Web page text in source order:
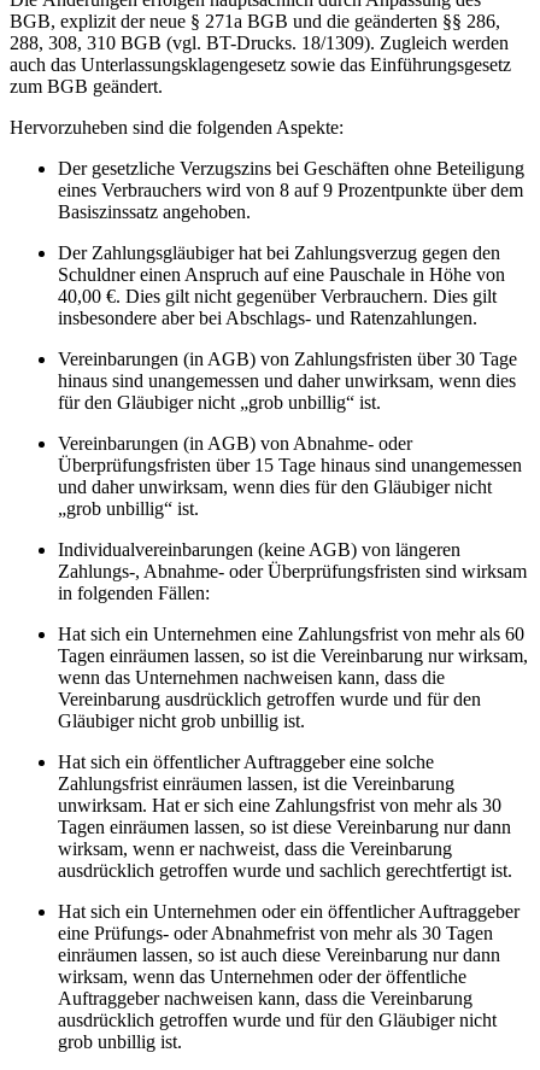
BGB, explizit der neue § 271a BGB und die geänderten §§ 286,
288, 308, 310 BGB (vgl. BT-Drucks. 18/1309). Zugleich werden
auch das Unterlassungsklagengesetz sowie das Einführungsgesetz
zum BGB geändert.
Hervorzuheben sind die folgenden Aspekte:
Der gesetzliche Verzugszins bei Geschäften ohne Beteiligung
eines Verbrauchers wird von 8 auf 9 Prozentpunkte über dem
Basiszinssatz angehoben.
Der Zahlungsgläubiger hat bei Zahlungsverzug gegen den
Schuldner einen Anspruch auf eine Pauschale in Höhe von
40,00 €. Dies gilt nicht gegenüber Verbrauchern. Dies gilt
insbesondere aber bei Abschlags- und Ratenzahlungen.
Vereinbarungen (in AGB) von Zahlungsfristen über 30 Tage
hinaus sind unangemessen und daher unwirksam, wenn dies
für den Gläubiger nicht „grob unbillig“ ist.
Vereinbarungen (in AGB) von Abnahme- oder
Überprüfungsfristen über 15 Tage hinaus sind unangemessen
und daher unwirksam, wenn dies für den Gläubiger nicht
„grob unbillig“ ist.
Individualvereinbarungen (keine AGB) von längeren
Zahlungs-, Abnahme- oder Überprüfungsfristen sind wirksam
in folgenden Fällen:
Hat sich ein Unternehmen eine Zahlungsfrist von mehr als 60
Tagen einräumen lassen, so ist die Vereinbarung nur wirksam,
wenn das Unternehmen nachweisen kann, dass die
Vereinbarung ausdrücklich getroffen wurde und für den
Gläubiger nicht grob unbillig ist.
Hat sich ein öffentlicher Auftraggeber eine solche
Zahlungsfrist einräumen lassen, ist die Vereinbarung
unwirksam. Hat er sich eine Zahlungsfrist von mehr als 30
Tagen einräumen lassen, so ist diese Vereinbarung nur dann
wirksam, wenn er nachweist, dass die Vereinbarung
ausdrücklich getroffen wurde und sachlich gerechtfertigt ist.
Hat sich ein Unternehmen oder ein öffentlicher Auftraggeber
eine Prüfungs- oder Abnahmefrist von mehr als 30 Tagen
einräumen lassen, so ist auch diese Vereinbarung nur dann
wirksam, wenn das Unternehmen oder der öffentliche
Auftraggeber nachweisen kann, dass die Vereinbarung
ausdrücklich getroffen wurde und für den Gläubiger nicht
grob unbillig ist.